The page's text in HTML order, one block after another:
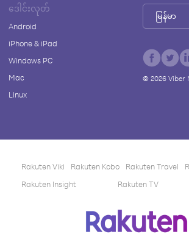
ဒေါင်းလုတ်
Android
iPhone & iPad
Windows PC
Mac
Linux
မြန်မာ
© 2026Viber
Rakuten Viki Rakuten Kobo Rakuten Travel
Rakuten Insight
Rakuten TV